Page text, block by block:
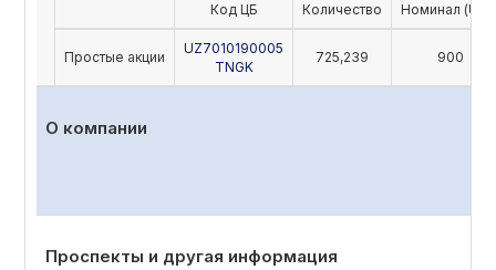
Код ЦБ Количество Номинал
Простые акции
UZ7010190005
TNGK
725,239 900
О компании
Проспекты и другая информация